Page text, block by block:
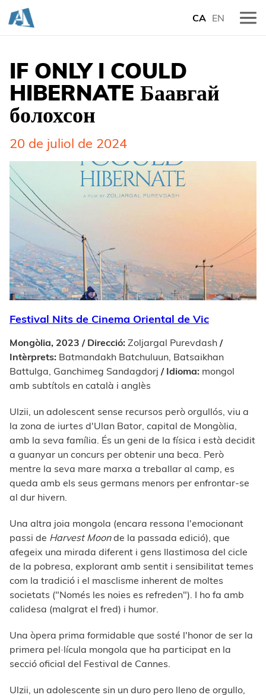
CA EN
IF ONLY I COULD
HIBERNATE Баавгай
болохсон
20 de juliol de 2024
Festival Nits de Cinema Oriental de Vic
Mongòlia, 2023 / Direcció: Zoljargal Purevdash /
Intèrprets: Batmandakh Batchuluun, Batsaikhan
Battulga, Ganchimeg Sandagdorj / Idioma: mongol
amb subtítols en català i anglès
Ulzii, un adolescent sense recursos però orgullós, viu a
la zona de iurtes d'Ulan Bator, capital de Mongòlia,
amb la seva família. És un geni de la física i està decidit
a guanyar un concurs per obtenir una beca. Però
mentre la seva mare marxa a treballar al camp, es
queda amb els seus germans menors per enfrontar-se
al dur hivern.
Una altra joia mongola (encara ressona l'emocionant
passi de Harvest Moonde la passada edició), que
afegeix una mirada diferent i gens llastimosa del cicle
de la pobresa, explorant amb sentit i sensibilitat temes
com la tradició i el masclisme inherent de moltes
societats ("Només les noies es refreden"). I ho fa amb
calidesa (malgrat el fred) i humor.
Una òpera prima formidable que sosté l'honor de ser la
primera pel·lícula mongola que ha participat en la
secció oficial del Festival de Cannes.
Ulzii, un adolescente sin un duro pero lleno de orgullo,